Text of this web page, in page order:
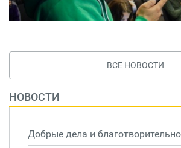
ВСЕ НОВОСТИ
НОВОСТИ
Добрые дела и